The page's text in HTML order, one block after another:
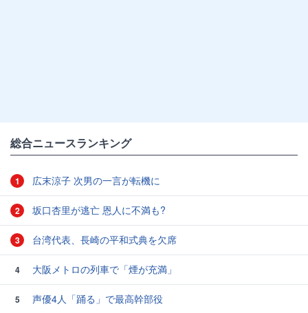
総合ニュースランキング
1 広末涼子 次男の一言が転機に
2 坂口杏里が逃亡 恩人に不満も?
3 台湾代表、長崎の平和式典を欠席
4 大阪メトロの列車で「煙が充満」
5
声優4人「踊る」で最高幹部役